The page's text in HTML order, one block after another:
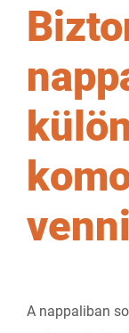
venni
A nappaliban